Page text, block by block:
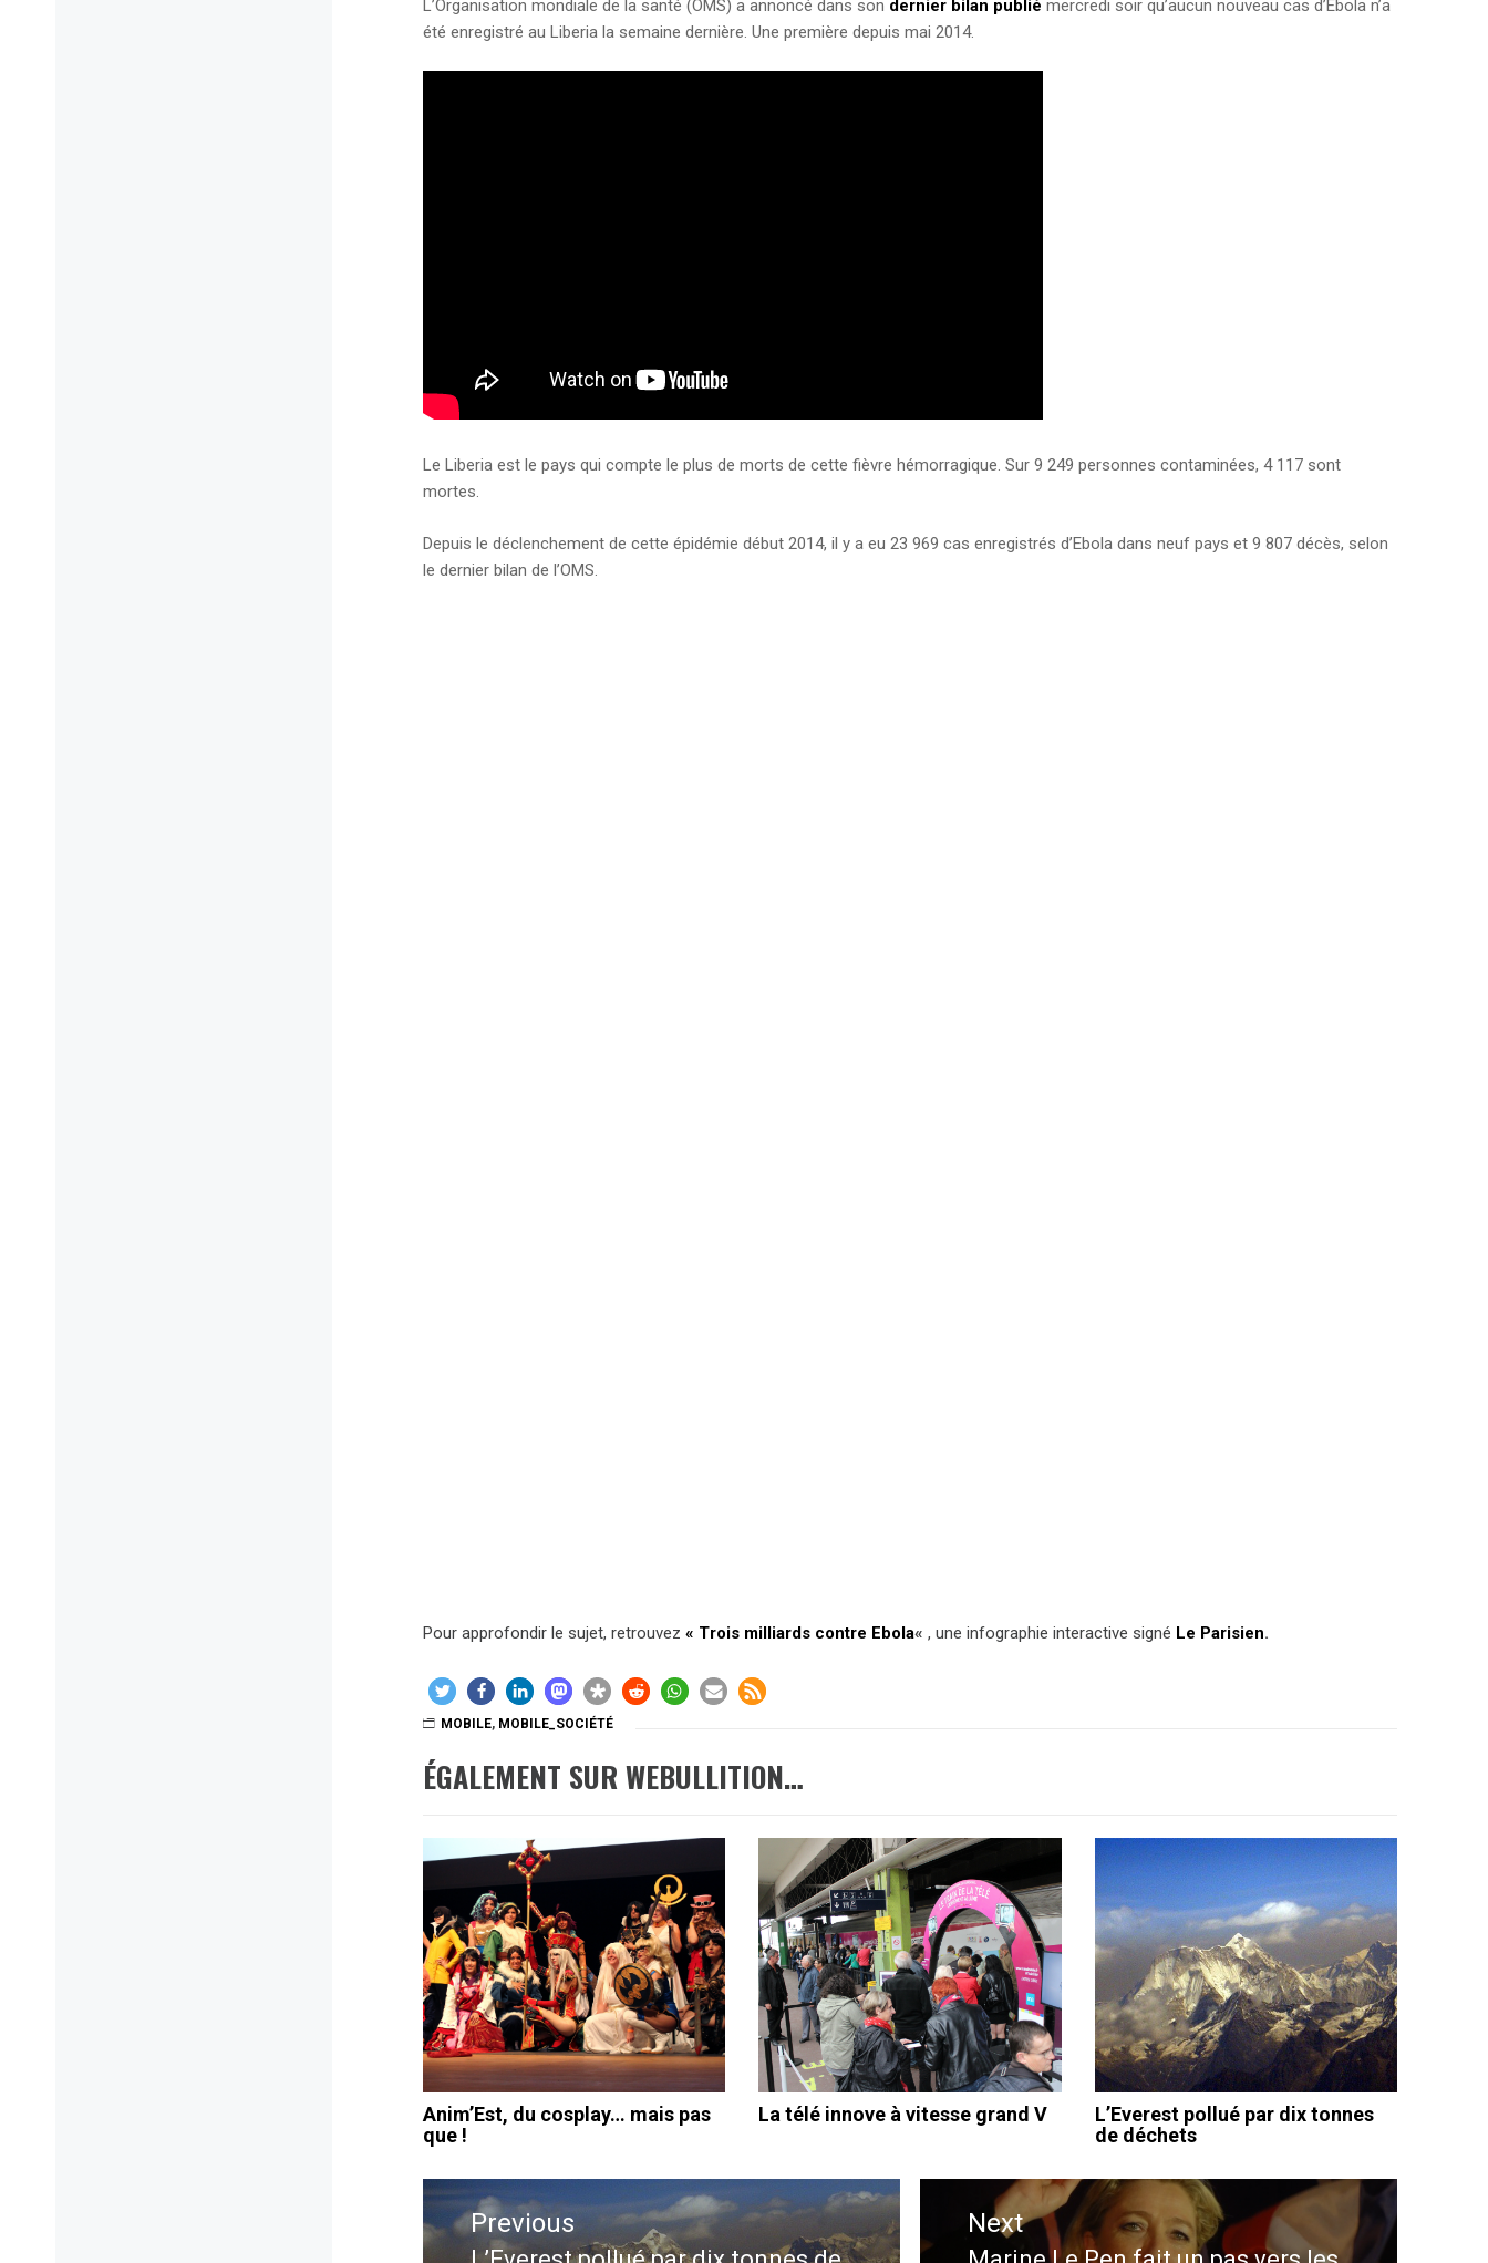
L’Organisation mondiale de la santé (OMS) a annoncé dans son dernier bilan publié mercredi soir qu’aucun nouveau cas d’Ebola n’a
été enregistré au Liberia la semaine dernière. Une première depuis mai 2014.
Le Liberia est le pays qui compte le plus de morts de cette fièvre hémorragique. Sur 9 249 personnes contaminées, 4 117 sont
mortes.
Depuis le déclenchement de cette épidémie début 2014, il y a eu 23 969 cas enregistrés d’Ebola dans neuf pays et 9 807 décès, selon
le dernier bilan de l’OMS.
Pour approfondir le sujet, retrouvez « Trois milliards contre Ebola«, une infographie interactive signé Le Parisien.
MOBILE, MOBILE_SOCIÉTÉ
ÉGALEMENT SUR WEBULLITION…
Anim’Est, du cosplay… mais pas
que !
La télé innove à vitesse grand V
L’Everest pollué par dix tonnes
de déchets
Navigation
de
Previous
Next